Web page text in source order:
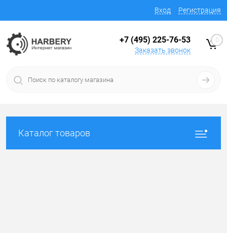
Вход Регистрация
+7 (495) 225-76-53
Заказать звонок
0
Каталог товаров